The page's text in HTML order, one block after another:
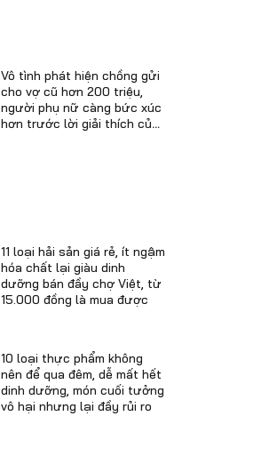
Vô tình phát hiện chồng gửi
cho vợ cũ hơn 200 triệu,
người phụ nữ càng bức xúc
hơn trước lời giải thích của
11 loại hải sản giá rẻ, ít ngậm
hóa chất lại giàu dinh
dưỡng bán đầy chợ Việt, từ
15.000 đồng là mua được
10 loại thực phẩm không
nên để qua đêm, dễ mất hết
dinh dưỡng, món cuối tưởng
vô hại nhưng lại đầy rủi ro